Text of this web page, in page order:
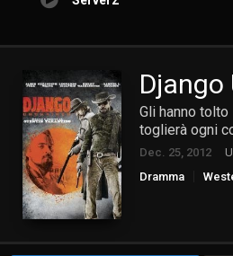
Django
Gli hanno
toglierà ogni
Dec. 25, 2012
Dramma